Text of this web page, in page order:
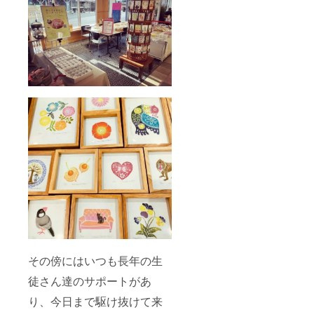
その傍にはいつも長年の生
徒さん達のサポートがあ
り、今日まで駆け抜けて来